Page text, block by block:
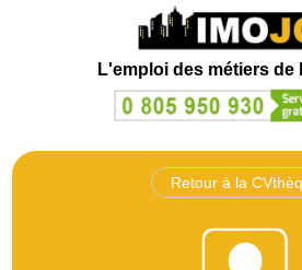
L'emploi des métiers de
Retour à la